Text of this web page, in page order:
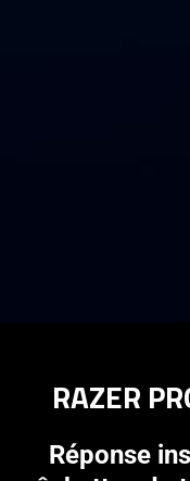
needed:
visuals
RAZER
Réponse